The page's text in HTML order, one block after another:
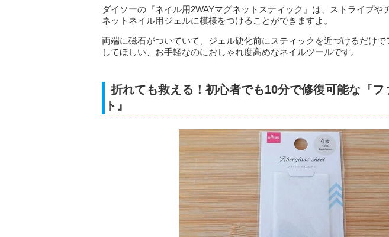
ダイソーの『ネイル用2WAYマグネットスティック』は、ストライプや
ネットネイル用ジェルに模様をつけることができますよ。
両端に磁石がついていて、ジェル硬化前にスティックを近づけるだけ
してほしい、お手軽なのにおしゃれ度高めなネイルツールです。
折れても救える！初心者でも10分で修復可能な『フ
ト』